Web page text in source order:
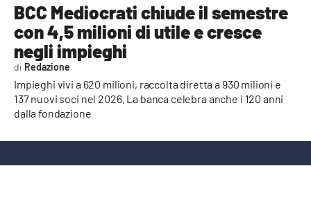
LaC
Network
LACPLAY.IT
LACTV.IT
LACONAIR.IT
LACITYMAG.IT
ILREGGINO.IT
BCC Mediocrati chiude il semestre
con 4,5 milioni di utile e cresce
negli impieghi
Impieghi vivi a 620 milioni, raccolta diretta a 930 milioni e
137 nuovi soci nel 2026. La banca celebra anche i 120 anni
dalla fondazione
Redazione